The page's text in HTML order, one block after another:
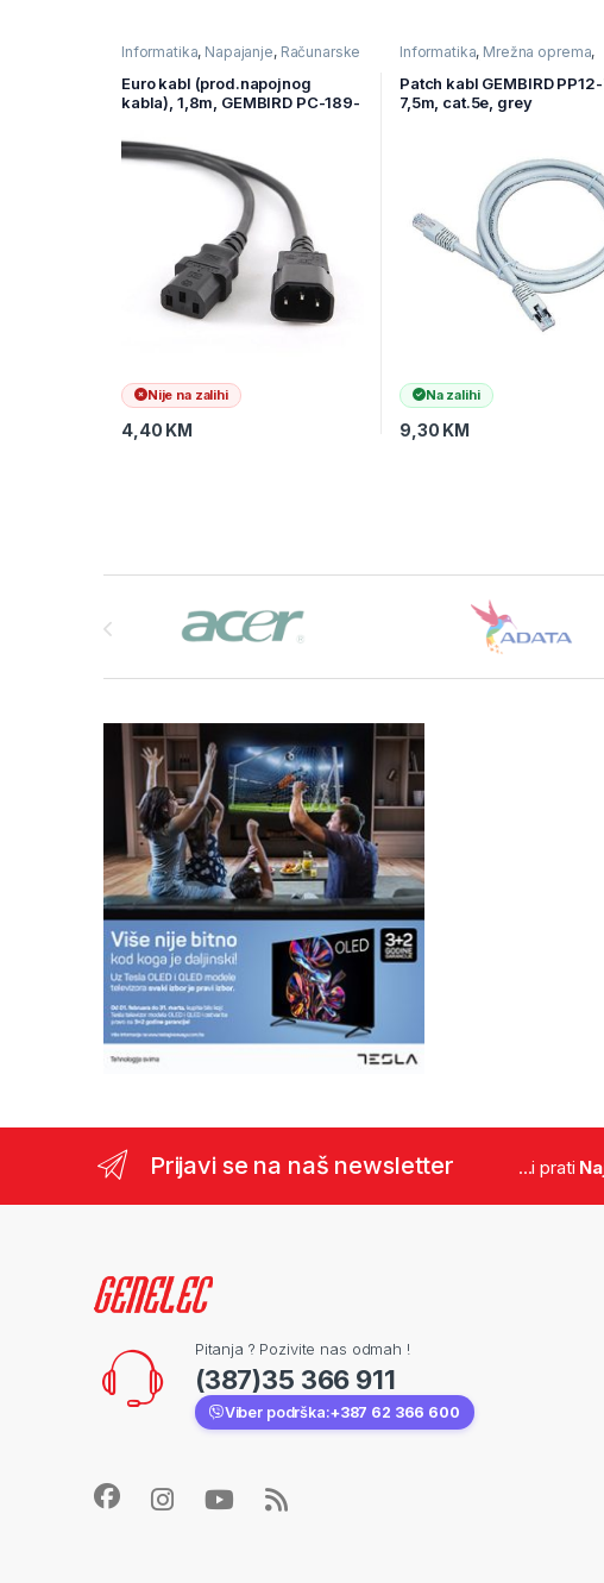
Informatika, Napajanje, Računarske
Euro kabl (prod.napojnog
kabla), 1,8m, GEMBIRD PC-189-
Nije na zalihi
4,40 KM
Informatika, Mrežna oprema,
Ostala mrežna oprema
Patch kabl GEMBIRD
7,5m, cat.5e, grey
Na zalihi
9,30 KM
Prijavi se na naš newsletter ...i prati
Pitanja ? Pozivite nas odmah !
(387)35 366 911
Viber podrška:+387 62 366 600